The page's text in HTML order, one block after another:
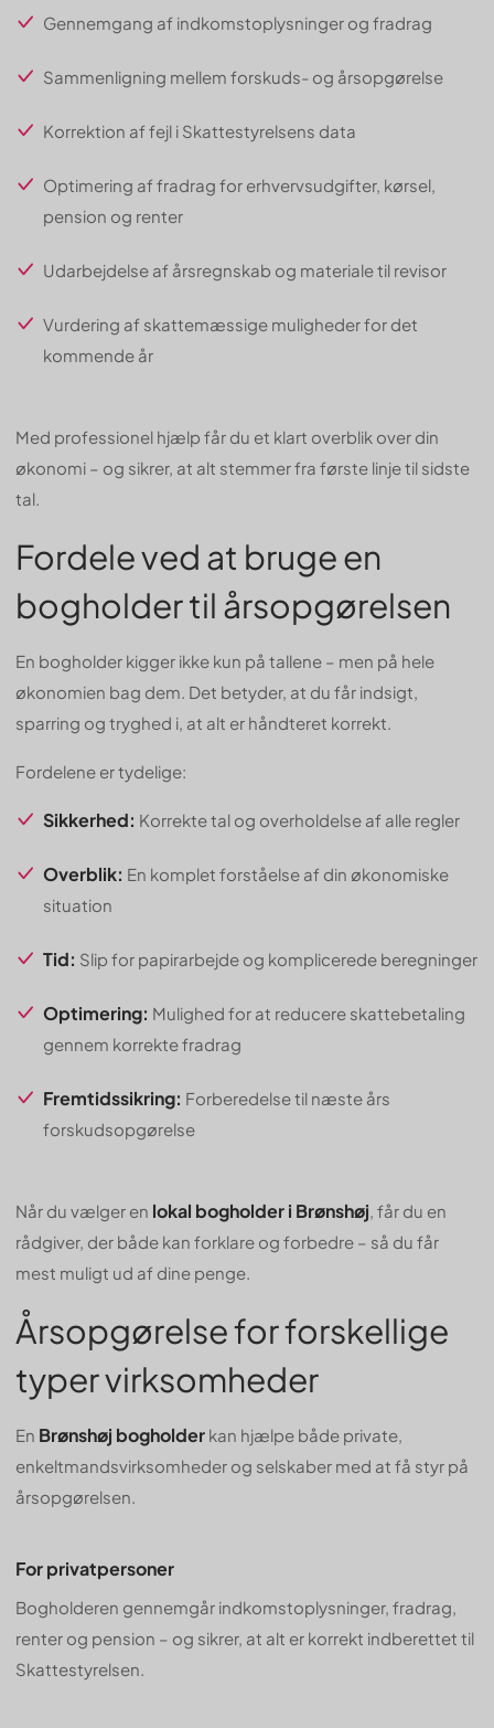
Gennemgang af indkomstoplysninger og fradrag
Sammenligning mellem forskuds- og årsopgørelse
Korrektion af fejl i Skattestyrelsens data
Optimering af fradrag for erhvervsudgifter, kørsel,
pension og renter
Udarbejdelse af årsregnskab og materiale til revisor
Vurdering af skattemæssige muligheder for det
kommende år
Med professionel hjælp får du et klart overblik over din
økonomi – og sikrer, at alt stemmer fra første linje til sidste
tal.
Fordele ved at bruge en
bogholder til årsopgørelsen
En bogholder kigger ikke kun på tallene – men på hele
økonomien bag dem. Det betyder, at du får indsigt,
sparring og tryghed i, at alt er håndteret korrekt.
Fordelene er tydelige:
Sikkerhed: Korrekte tal og overholdelse af alle regler
Overblik: En komplet forståelse af din økonomiske
situation
Tid: Slip for papirarbejde og komplicerede beregninger
Optimering: Mulighed for at reducere skattebetaling
gennem korrekte fradrag
Fremtidssikring: Forberedelse til næste års
forskudsopgørelse
Når du vælger en lokal bogholder i Brønshøj, får du en
rådgiver, der både kan forklare og forbedre – så du får
mest muligt ud af dine penge.
Årsopgørelse for forskellige
typer virksomheder
En Brønshøj bogholder kan hjælpe både private,
enkeltmandsvirksomheder og selskaber med at få styr på
årsopgørelsen.
For privatpersoner
Bogholderen gennemgår indkomstoplysninger, fradrag,
renter og pension – og sikrer, at alt er korrekt indberettet til
Skattestyrelsen.